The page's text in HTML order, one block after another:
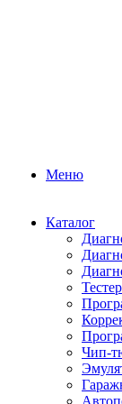
Меню
Каталог
Чип-